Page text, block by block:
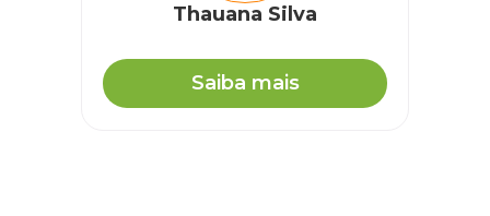
Thauana Silva
Saiba mais